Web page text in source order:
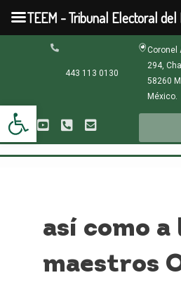
Abrir barra de herramientas
contenido
443 113 0130
Coronel
294,
58260
México.
así como a
maestros
TEEM - Tribunal Electoral del